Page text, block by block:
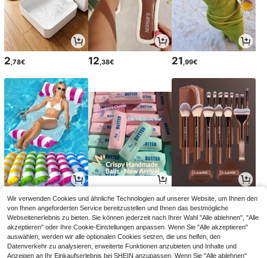
2 ,78€ 12 ,38€ 21 ,99€
3,25€3,27€ 11,18€ 7,58€
Wir verwenden Cookies und ähnliche Technologien auf unserer Website, um Ihnen den
von Ihnen angeforderten Service bereitzustellen und Ihnen das bestmögliche
Webseitenerlebnis zu bieten. Sie können jederzeit nach Ihrer Wahl "Alle ablehnen", "Alle
akzeptieren" oder Ihre Cookie-Einstellungen anpassen. Wenn Sie "Alle akzeptieren"
auswählen, werden wir alle optionalen Cookies setzen, die uns helfen, den
Datenverkehr zu analysieren, erweiterte Funktionen anzubieten und Inhalte und
Anzeigen an Ihr Einkaufserlebnis bei SHEIN anzupassen. Wenn Sie "Alle ablehnen"